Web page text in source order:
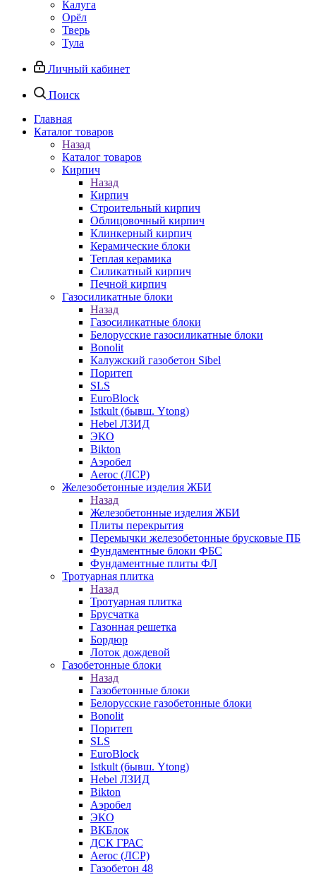
Калуга
Орёл
Тверь
Тула
Личный кабинет
Поиск
Главная
Каталог товаров
Назад
Каталог товаров
Кирпич
Назад
Кирпич
Строительный кирпич
Облицовочный кирпич
Клинкерный кирпич
Керамические блоки
Теплая керамика
Силикатный кирпич
Печной кирпич
Газосиликатные блоки
Назад
Газосиликатные блоки
Белорусские газосиликатные блоки
Bonolit
Калужский газобетон Sibel
Поритеп
SLS
EuroBlock
Istkult (бывш. Ytong)
Hebel ЛЗИД
ЭКО
Bikton
Аэробел
Aeroc (ЛСР)
Железобетонные изделия ЖБИ
Назад
Железобетонные изделия ЖБИ
Плиты перекрытия
Перемычки железобетонные брусковые ПБ
Фундаментные блоки ФБС
Фундаментные плиты ФЛ
Тротуарная плитка
Назад
Тротуарная плитка
Брусчатка
Газонная решетка
Бордюр
Лоток дождевой
Газобетонные блоки
Назад
Газобетонные блоки
Белорусские газобетонные блоки
Bonolit
Поритеп
SLS
EuroBlock
Istkult (бывш. Ytong)
Hebel ЛЗИД
Bikton
Аэробел
ЭКО
ВКБлок
ДСК ГРАС
Aeroc (ЛСР)
Газобетон 48